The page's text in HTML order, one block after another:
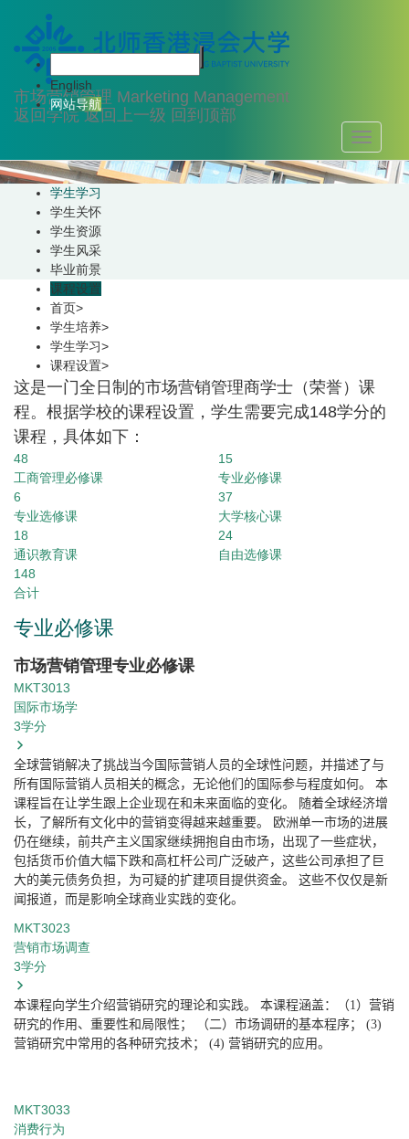
市场营销管理 Marketing Management
返回学院 返回上一级 回到顶部
English
网站导航
Toggle
学生学习
学生关怀
学生资源
学生风采
毕业前景
课程设置
首页>
学生培养>
学生学习>
课程设置>
这是一门全日制的市场营销管理商学士（荣誉）课
程。根据学校的课程设置，学生需要完成148学分的
课程，具体如下：
48
工商管理必修课
15
专业必修课
6
专业选修课
37
大学核心课
18
通识教育课
24
自由选修课
148
合计
专业必修课
市场营销管理专业必修课
MKT3013
国际市场学
3学分
全球营销解决了挑战当今国际营销人员的全球性问题，并描述了与
所有国际营销人员相关的概念，无论他们的国际参与程度如何。
本
课程旨在让学生跟上企业现在和未来面临的变化。
随着全球经济增
长，了解所有文化中的营销变得越来越重要。
欧洲单一市场的进展
仍在继续，前共产主义国家继续拥抱自由市场，出现了一些症状，
包括货币价值大幅下跌和高杠杆公司广泛破产，这些公司承担了巨
大的美元债务负担， 为可疑的扩建项目提供资金。
这些不仅仅是新
闻报道，而是影响全球商业实践的变化。
MKT3023
营销市场调查
3学分
本课程向学生介绍营销研究的理论和实践。 本课程涵盖：（1 ）营销
研究的作用、重要性和局限性；
（二）市场调研的基本程序；
(3)
营销研究中常用的各种研究技术；
(4) 营销研究的应用。
MKT3033
消费行为